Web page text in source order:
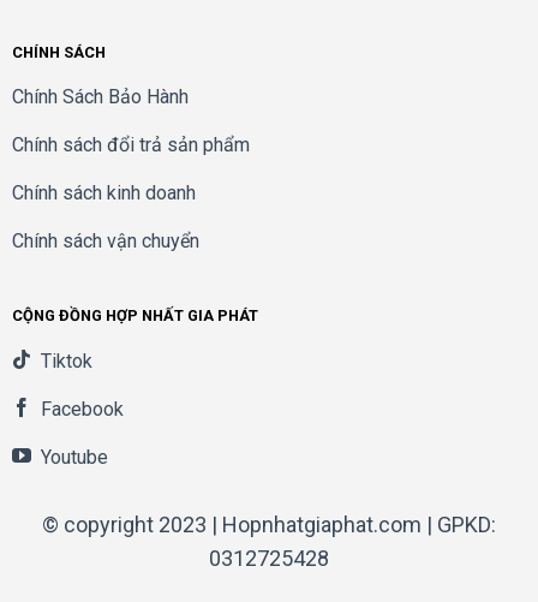
CHÍNH SÁCH
Chính Sách Bảo Hành
Chính sách đổi trả sản phẩm
Chính sách kinh doanh
Chính sách vận chuyển
CỘNG ĐỒNG HỢP NHẤT GIA PHÁT
Tiktok
Facebook
Youtube
© copyright 2023 | Hopnhatgiaphat.com | GPKD:
0312725428